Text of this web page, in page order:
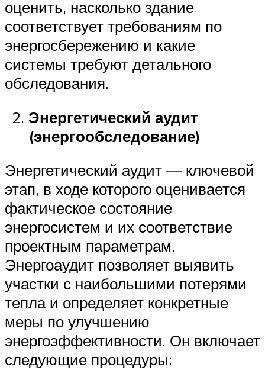
оценить, насколько здание
соответствует требованиям по
энергосбережению и какие
системы требуют детального
обследования.
Энергетический аудит
(энергообследование)
Энергетический аудит — ключевой
этап, в ходе которого оценивается
фактическое состояние
энергосистем и их соответствие
проектным параметрам.
Энергоаудит позволяет выявить
участки с наибольшими потерями
тепла и определяет конкретные
меры по улучшению
энергоэффективности. Он включает
следующие процедуры: